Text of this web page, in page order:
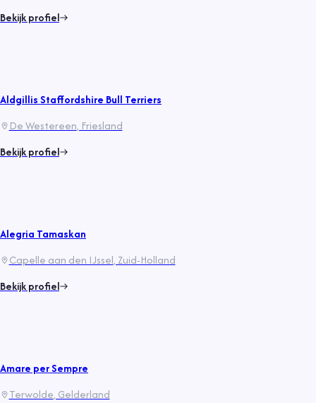
Bekijk profiel
Aldgillis Staffordshire Bull Terriers
De Westereen, Friesland
Bekijk profiel
Alegria Tamaskan
Capelle aan den IJssel, Zuid-Holland
Bekijk profiel
Amare per Sempre
Terwolde, Gelderland